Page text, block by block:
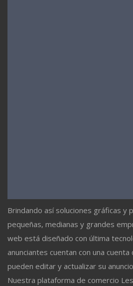
Brindando así soluciones gráficas y
pequeñas, medianas y grandes
web está diseñado con última
anunciantes cuentan con una
pueden editar y actualizar su
Nuestra plataforma de comercio